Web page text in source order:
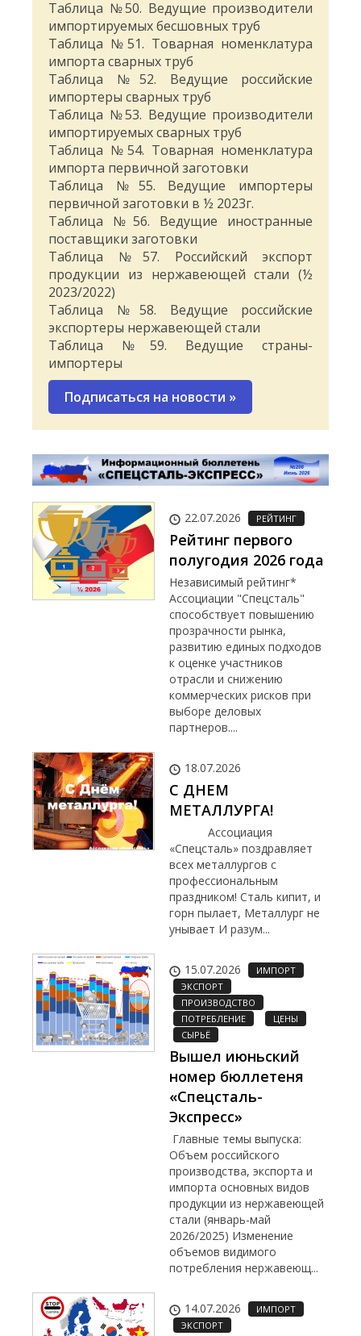
Таблица №50. Ведущие производители
импортируемых бесшовных труб
Таблица №51. Товарная номенклатура
импорта сварных труб
Таблица №52. Ведущие российские
импортеры сварных труб
Таблица №53. Ведущие производители
импортируемых сварных труб
Таблица №54. Товарная номенклатура
импорта первичной заготовки
Таблица №55. Ведущие импортеры
первичной заготовки в ½ 2023г.
Таблица №56. Ведущие иностранные
поставщики заготовки
Таблица №57. Российский экспорт
продукции из нержавеющей стали (½
2023/2022)
Таблица №58. Ведущие российские
экспортеры нержавеющей стали
Таблица №59. Ведущие страны-
импортеры
Подписаться на новости »
22.07.2026 РЕЙТИНГ
Рейтинг первого
полугодия 2026 года
Независимый рейтинг*
Ассоциации "Спецсталь"
способствует повышению
прозрачности рынка,
развитию единых подходов
к оценке участников
отрасли и снижению
коммерческих рисков при
выборе деловых
партнеров....
18.07.2026
С ДНЕМ
МЕТАЛЛУРГА!
Ассоциация
«Спецсталь» поздравляет
всех металлургов с
профессиональным
праздником! Сталь кипит, и
горн пылает, Металлург не
унывает И разум...
15.07.2026
ИМПОРТ
ЭКСПОРТ
ПРОИЗВОДСТВО
ПОТРЕБЛЕНИЕ
ЦЕНЫ
СЫРЬЁ
Вышел июньский
номер бюллетеня
«Спецсталь-
Экспресс»
Главные темы выпуска:
Объем российского
производства, экспорта и
импорта основных видов
продукции из нержавеющей
стали (январь-май
2026/2025) Изменение
объемов видимого
потребления нержавеющ...
14.07.2026
ИМПОРТ
ЭКСПОРТ